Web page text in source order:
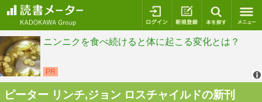
ログイン 新規登録
ピーター リンチ,ジョン ロスチャイルドの新刊